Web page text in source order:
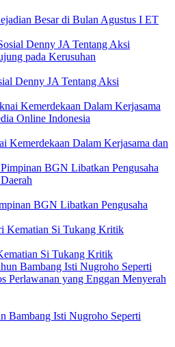
Besar di Bulan Agustus I ET
Denny JA Tentang Aksi
Kemerdekaan Dalam Kerjasama dan
BGN Libatkan Pengusaha
Si Tukang Kritik
Bambang Isti Nugroho Seperti